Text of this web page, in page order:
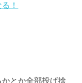
！
とか全部投げ捨